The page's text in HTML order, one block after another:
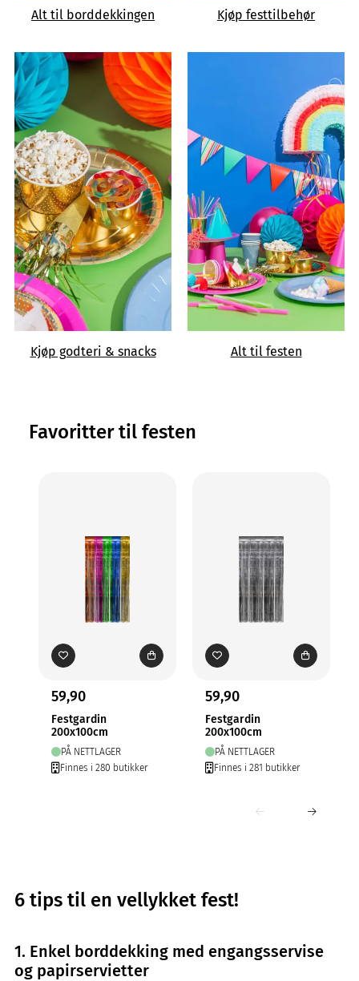
Alt til borddekkingen Kjøp festtilbehør
Kjøp godteri & snacks Alt til festen
Favoritter til festen
59,90
Festgardin
200x100cm
PÅ NETTLAGER
Finnes i 280 butikker
59,90
Festgardin
200x100cm
PÅ NETTLAGER
Finnes i 281 butikker
6 tips til en vellykket fest!
1. Enkel borddekking med engangsservise
og papirservietter